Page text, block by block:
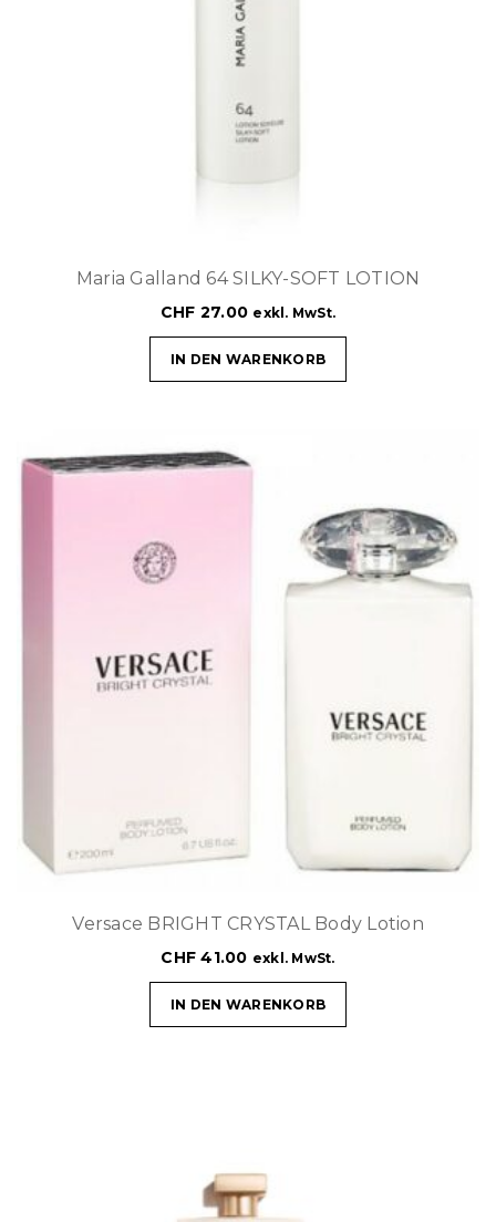
Maria Galland 64 SILKY-SOFT LOTION
CHF 27.00 exkl. MwSt.
IN DEN WARENKORB
Versace BRIGHT CRYSTAL Body Lotion
CHF 41.00 exkl. MwSt.
IN DEN WARENKORB